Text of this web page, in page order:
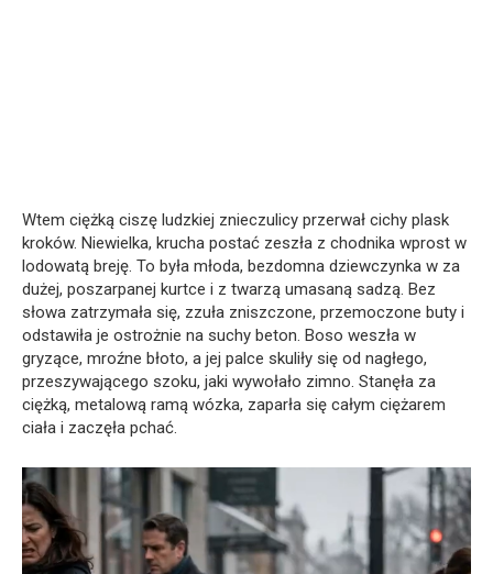
Wtem ciężką ciszę ludzkiej znieczulicy przerwał cichy plask
kroków. Niewielka, krucha postać zeszła z chodnika wprost w
lodowatą breję. To była młoda, bezdomna dziewczynka w za
dużej, poszarpanej kurtce i z twarzą umasaną sadzą. Bez
słowa zatrzymała się, zzuła zniszczone, przemoczone buty i
odstawiła je ostrożnie na suchy beton. Boso weszła w
gryzące, mroźne błoto, a jej palce skuliły się od nagłego,
przeszywającego szoku, jaki wywołało zimno. Stanęła za
ciężką, metalową ramą wózka, zaparła się całym ciężarem
ciała i zaczęła pchać.